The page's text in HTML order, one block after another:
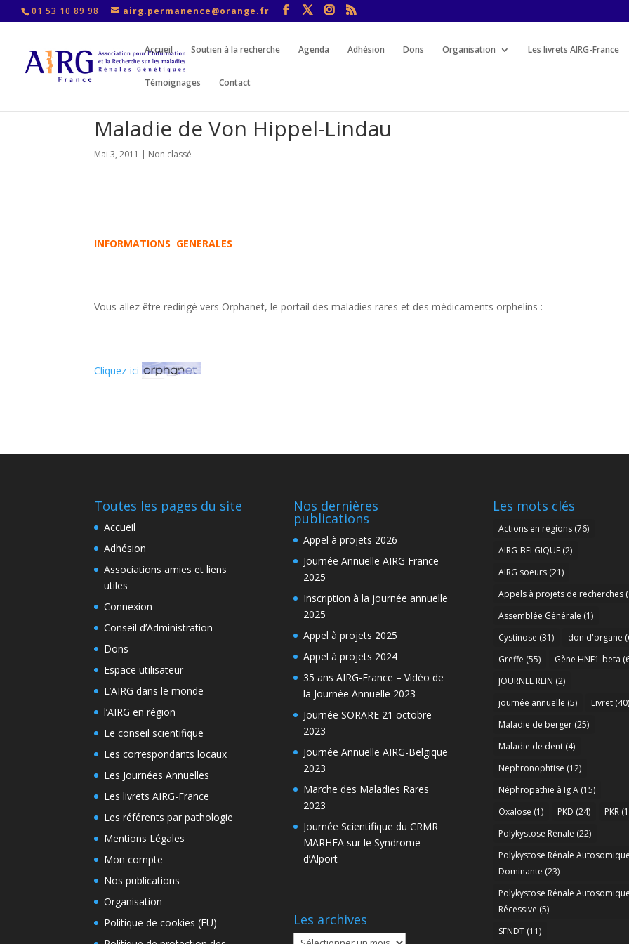
01 53 10 89 98 airg.permanence@orange.fr
Accueil Soutien à la recherche Agenda Adhésion Dons Organisation Les livrets AIRG-France
Témoignages Contact
Maladie de Von Hippel-Lindau
Mai 3, 2011 | Non classé
INFORMATIONS GENERALES
Vous allez être redirigé vers Orphanet, le portail des maladies rares et des médicaments orphelins :
Cliquez-ici
Toutes les pages du site
Accueil
Adhésion
Associations amies et liens
utiles
Connexion
Conseil d’Administration
Dons
Espace utilisateur
L’AIRG dans le monde
l’AIRG en région
Le conseil scientifique
Les correspondants locaux
Les Journées Annuelles
Les livrets AIRG-France
Les référents par pathologie
Mentions Légales
Mon compte
Nos publications
Organisation
Politique de cookies (EU)
Nos dernières
publications
Appel à projets 2026
Journée Annuelle AIRG France
2025
Inscription à la journée annuelle
2025
Appel à projets 2025
Appel à projets 2024
35 ans AIRG-France – Vidéo de
la Journée Annuelle 2023
Journée SORARE 21 octobre
2023
Journée Annuelle AIRG-Belgique
2023
Marche des Maladies Rares
2023
Journée Scientifique du CRMR
MARHEA sur le Syndrome
d’Alport
Les archives
Les
Les mots clés
Actions en régions(76)
AIRG-BELGIQUE(2)
AIRG soeurs(21)
Appels à projets de recherches
Assemblée Générale (1)
Cystinose (31) don d'organe
Greffe (55) Gène HNF1-beta
JOURNEE REIN (2)
journée annuelle (5) Livret(40)
Maladie de berger(25)
Maladie de dent(4)
Nephronophtise (12)
Néphropathie à Ig A(15)
Oxalose (1) PKD (24) PKR
Polykystose Rénale (22)
Polykystose Rénale
Dominante (23)
Polykystose Rénale
Récessive (5)
SFNDT(11)